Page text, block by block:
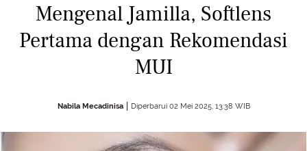
Mengenal Jamilla, Softlens
Pertama dengan Rekomendasi
MUI
Nabila Mecadinisa Diperbarui 02 Mei 2025, 13:38 WIB